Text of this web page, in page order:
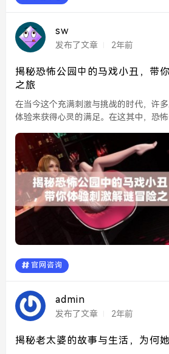
sw
发布了文章 2年前
揭秘恐怖公园中的马戏小丑，带
之旅
在当今这个充满刺激与挑战的时代，许
体验来获得心灵的满足。在这其中，恐怖
实的界限，让人身体与心灵深度交融。
小...
官网咨询
admin
发布了文章 2年前
揭秘老太婆的故事与生活，为何